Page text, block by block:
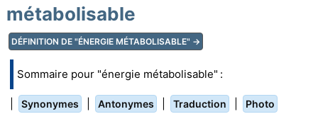
métabolisable
DÉFINITION DE "ÉNERGIE MÉTABOLISABLE" →
Sommaire pour "énergie métabolisable" :
Synonymes Antonymes Traduction Photo